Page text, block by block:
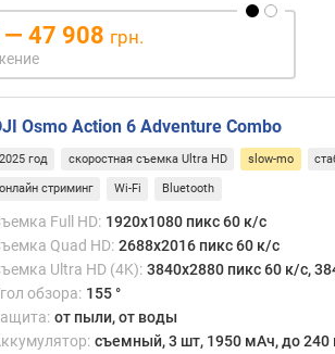
чем
slo-
тем
47 908 грн.
Osmo Action 6 Adventure Combo
2025 год скоростная съемка Ultra HD slow-mo
онлайн стриминг Wi-Fi Bluetooth
Full HD: 1920x1080 пикс 60 к/с
Quad HD: 2688x2016 пикс 60 к/с
Ultra HD (4K): 3840x2880 пикс 60 к/с,
обзора: 155 °
от пыли, от воды
съемный, 3 шт, 1950 мАч, до 240